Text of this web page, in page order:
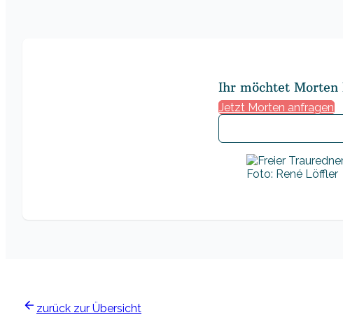
Ihr möchtet Morten
Jetzt Morten anfragen
Foto: René Löffler
zurück zur Übersicht